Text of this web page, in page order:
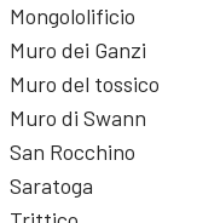
Mongololificio
Muro dei Ganzi
Muro del tossico
Muro di Swann
San Rocchino
Saratoga